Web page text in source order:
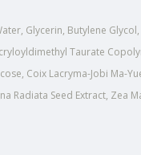
Glycerin, Butylene
Taurate
Coix Lacryma-Jobi Ma-
Radiata Seed Extract, Zea